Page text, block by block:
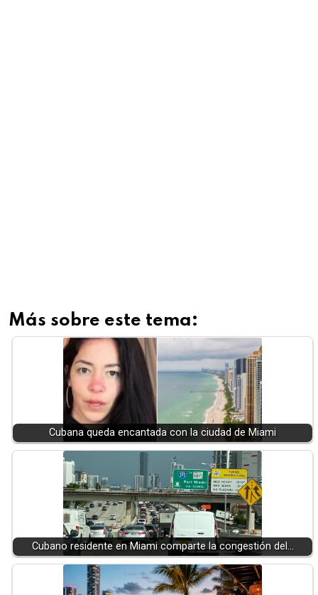
Más sobre este tema:
Cubana queda encantada con la ciudad de Miami
Cubano residente en Miami comparte la congestión del…